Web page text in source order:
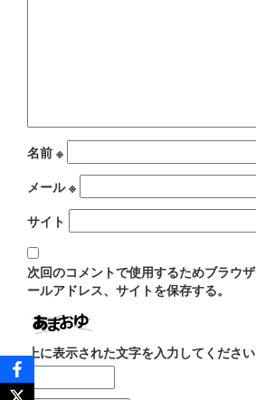
名前 ※
メール※
サイト
次回のコメントで使用するためブラウ
ールアドレス、サイトを保存する。
上に表示された文字を入力してください